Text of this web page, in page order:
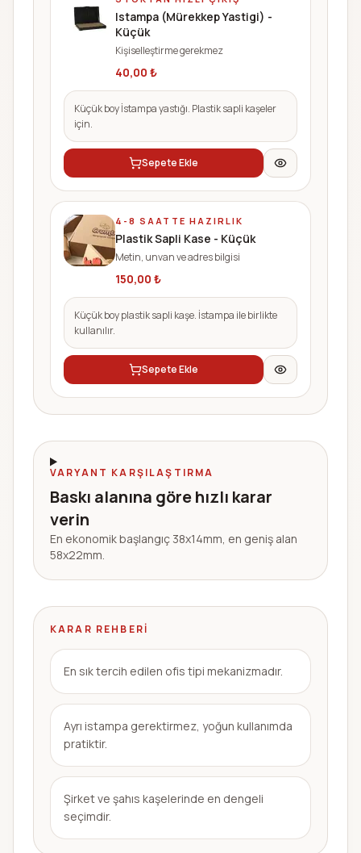
Istampa (Mürekkep Yastigi) -
Küçük
Kişiselleştirme gerekmez
40,00 ₺
Küçük boy İstampa yastığı. Plastik sapli kaşeler
için.
Sepete Ekle
4-8 SAATTE HAZIRLIK
Plastik Sapli Kase - Küçük
Metin, unvan ve adres bilgisi
150,00 ₺
Küçük boy plastik sapli kaşe. İstampa ile birlikte
kullanılır.
Sepete Ekle
VARYANT KARŞILAŞTIRMA
Baskı alanına göre hızlı karar
verin
En ekonomik başlangıç 38x14mm, en geniş alan
58x22mm.
KARAR REHBERI
En sık tercih edilen ofis tipi mekanizmadır.
Ayrı istampa gerektirmez, yoğun kullanımda
pratiktir.
Şirket ve şahıs kaşelerinde en dengeli
seçimdir.